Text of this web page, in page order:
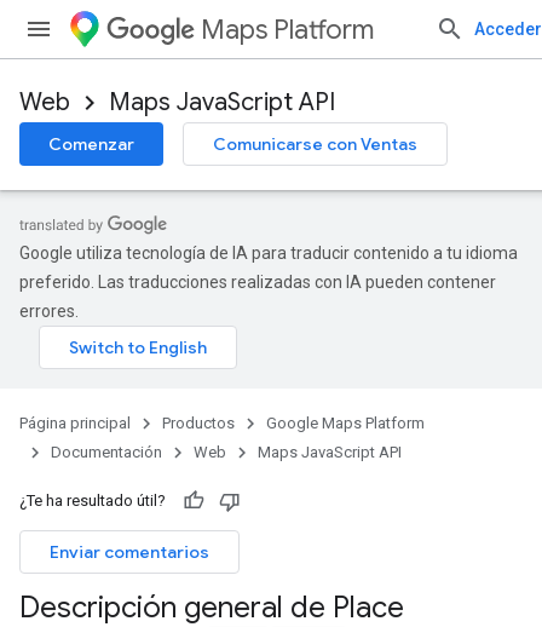
Maps Platform Acceder
Web Maps JavaScript API
Comenzar Comunicarse con Ventas
Google utiliza tecnología de IA para traducir contenido a tu idioma
preferido. Las traducciones realizadas con IA pueden contener
errores.
Página principal Productos
Google Maps Platform
Documentación
Web Maps JavaScript API
¿Te ha resultado útil?
Enviar comentarios
Descripción general de Place